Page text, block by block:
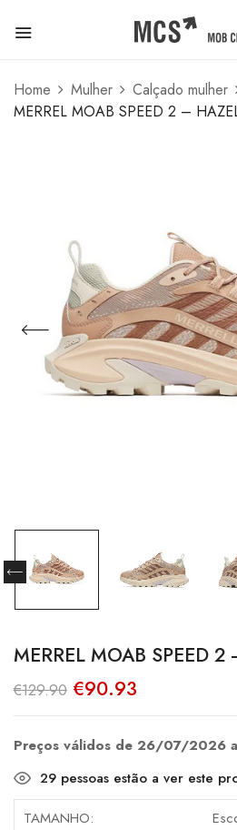
Home Mulher Calçado mulher
MERREL MOAB SPEED 2 –
MERREL MOAB SPEED
€129.90 O
preço
original
€129.90.
€90.93
atual
€90.93.
Preços válidos de 26/07/2026
29 pessoas estão a ver este
TAMANHO